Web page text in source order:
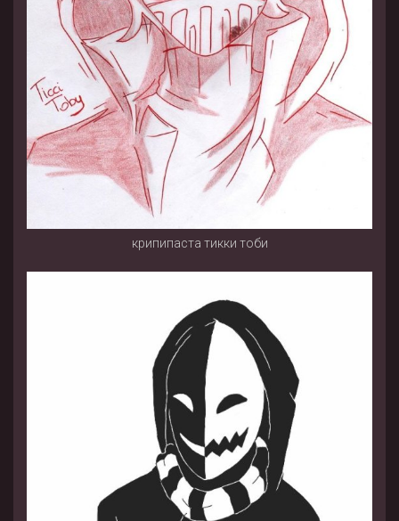
крипипаста тикки тоби